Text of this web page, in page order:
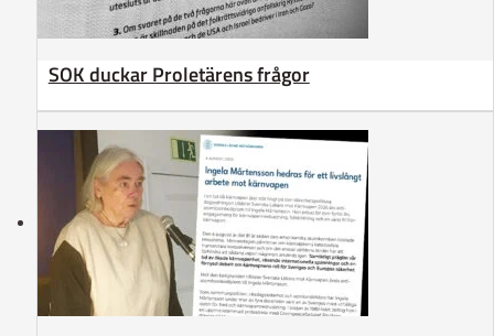
SOK duckar Proletärens frågor